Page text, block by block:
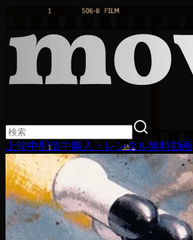
上映中配信中購入・レンタル無料動画